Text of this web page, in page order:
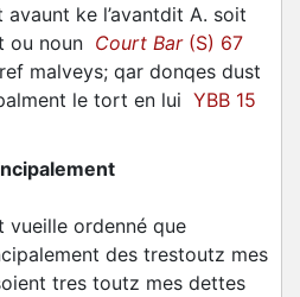
ke l’avantdit A. soit
ou noun Court Bar(S) 67
malveys; qar donqes dust
le tort en lui YBB 15
vueille ordenné que
des trestoutz mes
tres toutz mes dettes